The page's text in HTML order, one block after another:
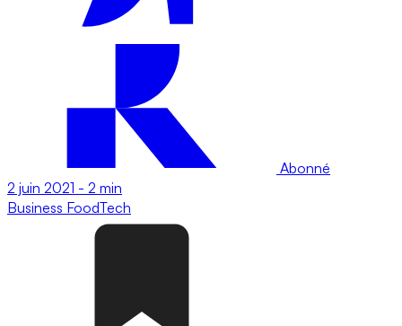
Abonné
2 juin 2021 - 2 min
Business FoodTech